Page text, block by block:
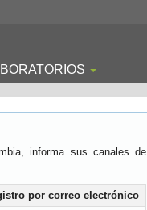
informa sus canales de
por correo electrónico